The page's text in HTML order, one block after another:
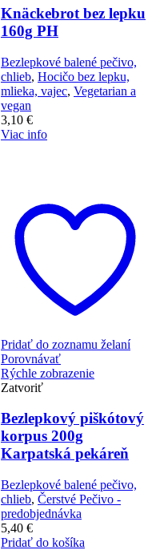
Knäckebrot bez lepku
160g PH
Bezlepkové balené pečivo,
chlieb, Hocičo bez lepku,
mlieka, vajec, Vegetarian a
vegan
3,10 €
Viac info
Pridať do zoznamu želaní
Porovnávať
Rýchle zobrazenie
Zatvoriť
Bezlepkový piškótový
korpus 200g
Karpatská pekáreň
Bezlepkové balené pečivo,
chlieb, Čerstvé Pečivo -
predobjednávka
5,40 €
Pridať do košíka